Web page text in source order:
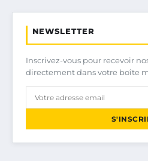
NEWSLETTER
Inscrivez-vous pour recevoir
directement dans votre boîte